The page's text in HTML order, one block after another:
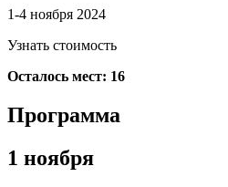
1-4 ноября 2024
Узнать стоимость
Осталось мест: 16
Программа
1 ноября